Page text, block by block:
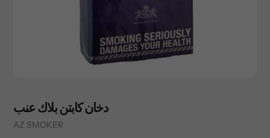
دخان كابتن بلاك عنب
Vendor
AZ SMOKER